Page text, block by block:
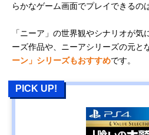
らかなゲーム画面でプレイできるの
「ニーア」の世界観やシナリオが気
ーズ作品や、ニーアシリーズの元と
ーン」シリーズもおすすめです。
PICK UP!